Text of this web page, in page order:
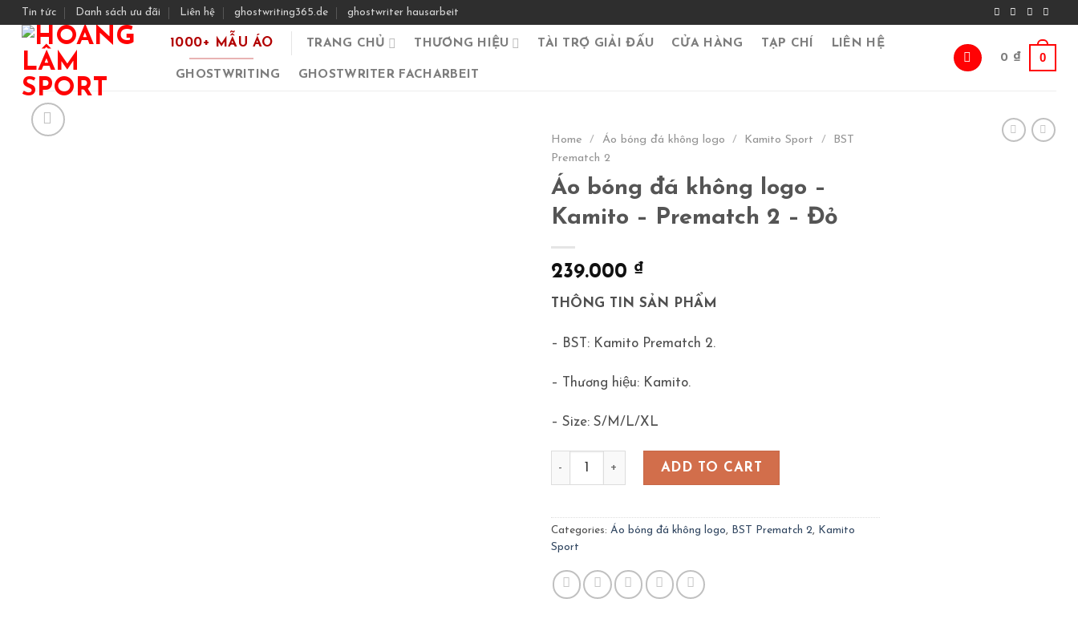
Skip
content
Tin tức Danh sách ưu đãi Liên hệ ghostwriting365.de ghostwriter hausarbeit
1000+ MẪU ÁO TRANG CHỦ THƯƠNG HIỆU TÀI TRỢ GIẢI ĐẤU CỬA HÀNG TẠP CHÍ LIÊN HỆ
GHOSTWRITING GHOSTWRITER FACHARBEIT
0 ₫ 0
Home / Áo bóng đá không logo / Kamito Sport /
BST
Prematch 2
Áo bóng đá không logo –
Kamito – Prematch 2 – Đỏ
239.000 ₫
THÔNG TIN SẢN PHẨM
– BST: Kamito Prematch 2.
– Thương hiệu: Kamito.
– Size: S/M/L/XL
Áo bóng đá không logo - Kamito - Prematch 2 - Đỏ quantity
ADD TO CART
Categories: Áo bóng đá không logo, BST Prematch 2,
Kamito
Sport